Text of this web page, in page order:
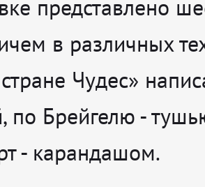
представлено
в различных
Чудес»
по Брейгелю -
- карандашом.